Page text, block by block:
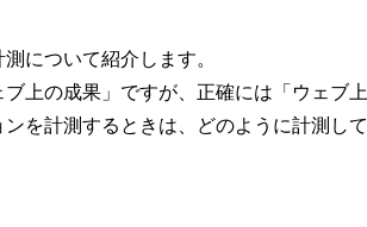
について紹介します。
上の成果」ですが、正確には「ウェブ
を計測するときは、どのように計測し